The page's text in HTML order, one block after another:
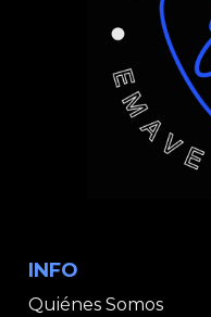
INFO
Quiénes Somos